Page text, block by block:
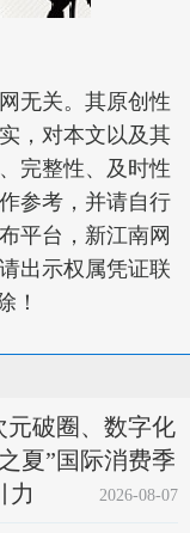
无关。其原创性
，对本文以及其
完整性、及时性
参考，并请自行
平台，新江南网
出示权属凭证联
！
元破圈、数字化
夏”国际消费季
力
2026-08-07